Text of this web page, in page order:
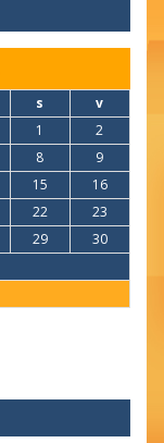
s v
1
2
8
9
15
16
22
23
29
30